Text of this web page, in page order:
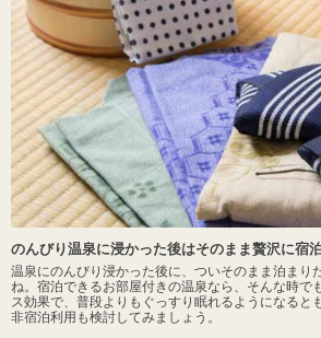
のんびり温泉に浸かった後はそのまま贅沢に宿泊
温泉にのんびり浸かった後に、ついそのまま泊まり
ね。宿泊できるお部屋付きの温泉なら、そんな時で
ス効果で、普段よりもぐっすり眠れるようになると
非宿泊利用も検討してみましょう。